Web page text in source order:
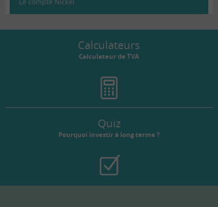
Le compte Nickel
Calculateurs
Calculateur de TVA
Quiz
Pourquoi investir à long terme ?